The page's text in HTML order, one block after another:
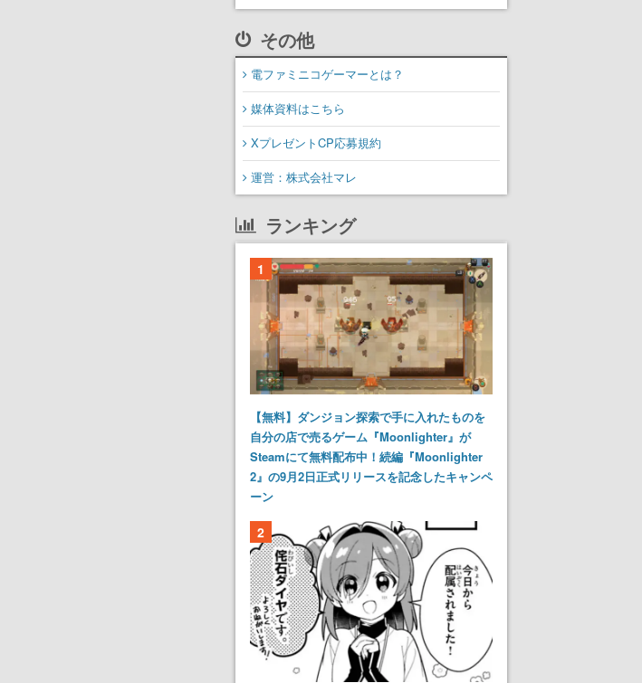
その他
電ファミニコゲーマーとは？
媒体資料はこちら
XプレゼントCP応募規約
運営：株式会社マレ
ランキング
1
【無料】ダンジョン探索で手に入れたものを
自分の店で売るゲーム『Moonlighter』が
Steamにて無料配布中！続編『Moonlighter
2』の9月2日正式リリースを記念したキャンペ
ーン
2